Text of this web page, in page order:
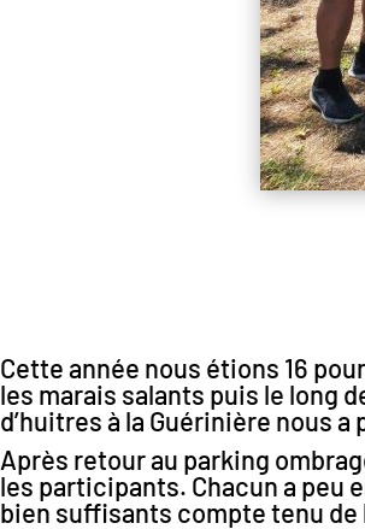
Cette année nous étions 16
les marais salants puis le long
d’huitres à la Guérinière nous
Après retour au parking
les participants. Chacun a peu
bien suffisants compte tenu de